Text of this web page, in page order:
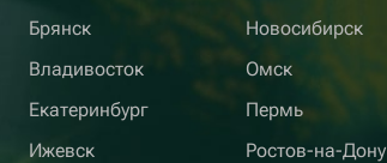
Брянск
Владивосток
Екатеринбург
Ижевск
Новосибирск
Омск
Пермь
Ростов-на-Дону